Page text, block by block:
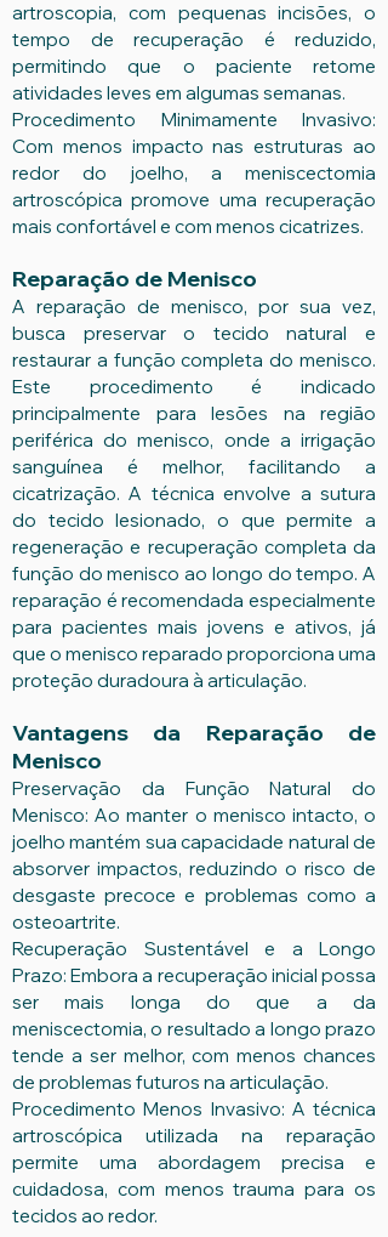
artroscopia, com pequenas incisões, o
tempo de recuperação é reduzido,
permitindo que o paciente retome
atividades leves em algumas semanas.
Procedimento Minimamente Invasivo:
Com menos impacto nas estruturas ao
redor do joelho, a meniscectomia
artroscópica promove uma recuperação
mais confortável e com menos cicatrizes.
Reparação de Menisco
A reparação de menisco, por sua vez,
busca preservar o tecido natural e
restaurar a função completa do menisco.
Este procedimento é indicado
principalmente para lesões na região
periférica do menisco, onde a irrigação
sanguínea é melhor, facilitando a
cicatrização. A técnica envolve a sutura
do tecido lesionado, o que permite a
regeneração e recuperação completa da
função do menisco ao longo do tempo. A
reparação é recomendada especialmente
para pacientes mais jovens e ativos, já
que o menisco reparado proporciona uma
proteção duradoura à articulação.
Vantagens da Reparação de
Menisco
Preservação da Função Natural do
Menisco: Ao manter o menisco intacto, o
joelho mantém sua capacidade natural de
absorver impactos, reduzindo o risco de
desgaste precoce e problemas como a
osteoartrite.
Recuperação Sustentável e a Longo
Prazo: Embora a recuperação inicial possa
ser mais longa do que a da
meniscectomia, o resultado a longo prazo
tende a ser melhor, com menos chances
de problemas futuros na articulação.
Procedimento Menos Invasivo: A técnica
artroscópica utilizada na reparação
permite uma abordagem precisa e
cuidadosa, com menos trauma para os
tecidos ao redor.